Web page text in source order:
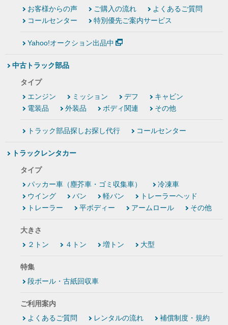
お客様からの声
ご購入の流れ
よくあるご質問
コールセンター
特別優先ご案内サービス
Yahoo!オークション出品中
中古トラック部品
タイプ
エンジン
ミッション デフ
キャビン
電装品
外装品 ボディ関連 その他
トラック部品探しお探し代行 コールセンター
トラックレンタカー
タイプ
パッカー車（塵芥車・ゴミ収集車）
冷凍車
ウイング
バン 軽バン
トレーラーヘッド
トレーラー
平ボディー アームロール その他
大きさ
２トン
４トン 増トン 大型
特集
段ボール・古紙回収車
ご利用案内
よくあるご質問
レンタルの流れ 補償制度・規約